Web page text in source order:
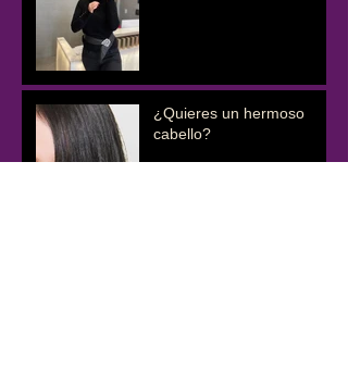
¿Quieres un hermoso
cabello?